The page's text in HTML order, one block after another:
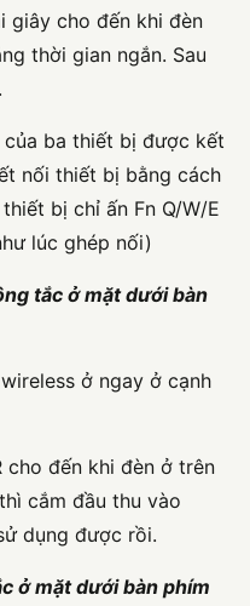
giây cho đến khi đèn
thời gian ngắn. Sau
ba thiết bị được kết
nối thiết bị bằng cách
bị chỉ ấn Fn Q/W/E
lúc ghép nối)
tắc ở mặt dưới bàn
ở ngay ở cạnh
cho đến khi đèn ở trên
cắm đầu thu vào
dụng được rồi.
ở mặt dưới bàn phím